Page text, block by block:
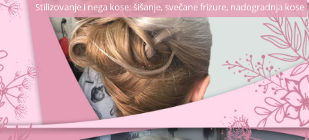
Stilizovanje i nega kose: šišanje, svečane frizure, nadogradnja kose